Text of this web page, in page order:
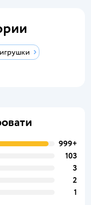
999+
103
3
2
1